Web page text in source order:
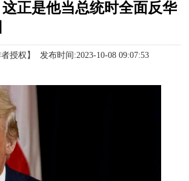
正是他当总统时全面反华
权】 发布时间:2023-10-08 09:07:53